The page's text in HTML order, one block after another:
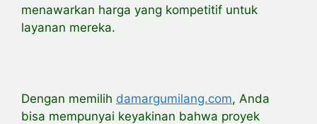
menawarkan harga yang kompetitif untuk
layanan mereka.
Dengan memilih damargumilang.com, Anda
bisa mempunyai keyakinan bahwa proyek